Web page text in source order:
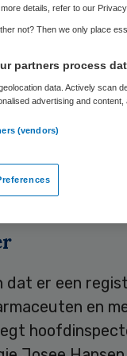
Inspectie
worden
gemeld.
dat er een
en
details, refer to our Privacy
not? Then we only place
partners process
data. Actively scan
advertising and
(vendors)